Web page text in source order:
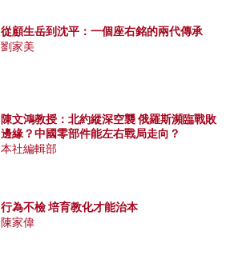
從顧生岳到沈平：一個座右銘的兩代傳承
劉家美
陳文鴻教授：北約縱深空襲 俄羅斯瀕臨戰敗
邊緣？中國零部件能左右戰局走向？
本社編輯部
行為不檢 培育教化才能治本
陳家偉